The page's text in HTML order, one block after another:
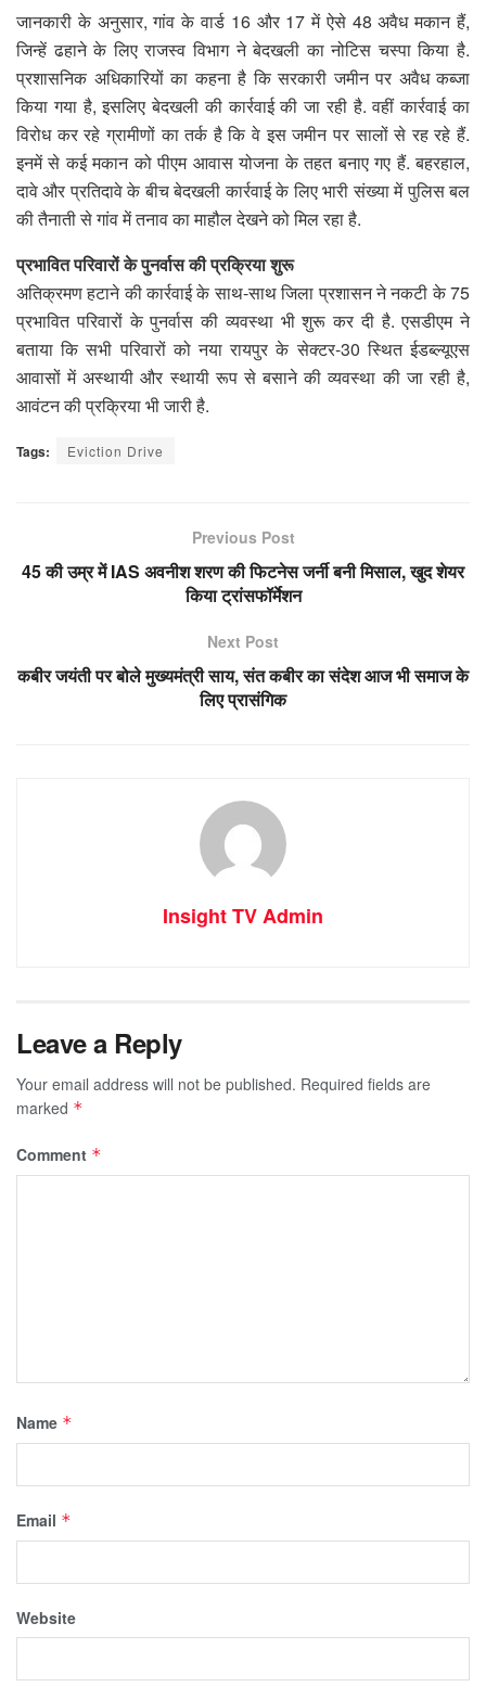
जानकारी के अनुसार, गांव के वार्ड 16 और 17 में ऐसे 48 अवैध मकान हैं,
जिन्हें ढहाने के लिए राजस्व विभाग ने बेदखली का नोटिस चस्पा किया है.
प्रशासनिक अधिकारियों का कहना है कि सरकारी जमीन पर अवैध कब्जा
किया गया है, इसलिए बेदखली की कार्रवाई की जा रही है. वहीं कार्रवाई का
विरोध कर रहे ग्रामीणों का तर्क है कि वे इस जमीन पर सालों से रह रहे हैं.
इनमें से कई मकान को पीएम आवास योजना के तहत बनाए गए हैं. बहरहाल,
दावे और प्रतिदावे के बीच बेदखली कार्रवाई के लिए भारी संख्या में पुलिस बल
की तैनाती से गांव में तनाव का माहौल देखने को मिल रहा है.
प्रभावित परिवारों के पुनर्वास की प्रक्रिया शुरू
अतिक्रमण हटाने की कार्रवाई के साथ-साथ जिला प्रशासन ने नकटी के 75
प्रभावित परिवारों के पुनर्वास की व्यवस्था भी शुरू कर दी है. एसडीएम ने
बताया कि सभी परिवारों को नया रायपुर के सेक्टर-30 स्थित ईडब्ल्यूएस
आवासों में अस्थायी और स्थायी रूप से बसाने की व्यवस्था की जा रही है,
आवंटन की प्रक्रिया भी जारी है.
Tags: Eviction Drive
Previous Post
45 की उम्र में IAS अवनीश शरण की फिटनेस जर्नी बनी मिसाल, खुद शेयर
किया ट्रांसफॉर्मेशन
Next Post
कबीर जयंती पर बोले मुख्यमंत्री साय, संत कबीर का संदेश आज भी समाज के
लिए प्रासंगिक
Insight TV Admin
Leave a Reply
Your email address will not be published. Required fields are
marked *
Comment *
Name *
Email *
Website